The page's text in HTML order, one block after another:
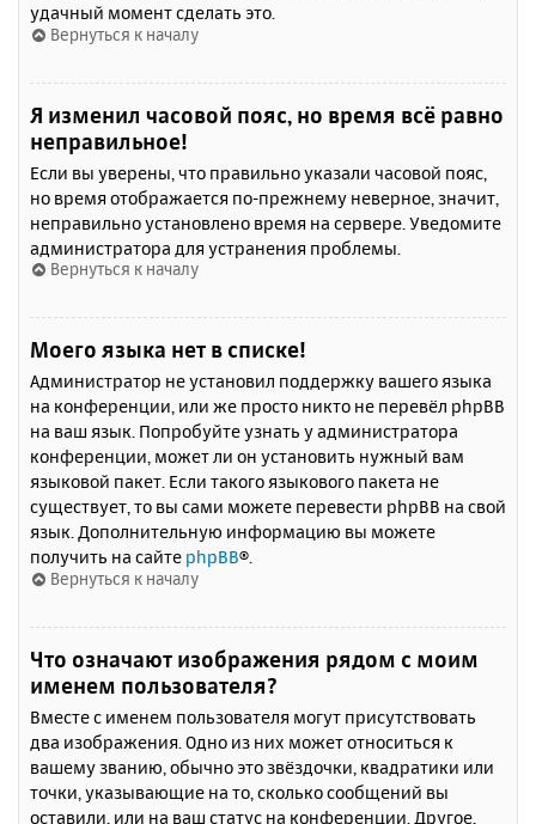
удачный момент сделать это.
Вернуться к началу
Я изменил часовой пояс, но время всё равно
неправильное!
Если вы уверены, что правильно указали часовой пояс,
но время отображается по-прежнему неверное, значит,
неправильно установлено время на сервере. Уведомите
администратора для устранения проблемы.
Вернуться к началу
Моего языка нет в списке!
Администратор не установил поддержку вашего языка
на конференции, или же просто никто не перевёл phpBB
на ваш язык. Попробуйте узнать у администратора
конференции, может ли он установить нужный вам
языковой пакет. Если такого языкового пакета не
существует, то вы сами можете перевести phpBB на свой
язык. Дополнительную информацию вы можете
получить на сайте phpBB®.
Вернуться к началу
Что означают изображения рядом с моим
именем пользователя?
Вместе с именем пользователя могут присутствовать
два изображения. Одно из них может относиться к
вашему званию, обычно это звёздочки, квадратики или
точки, указывающие на то, сколько сообщений вы
оставили, или на ваш статус на конференции. Другое,